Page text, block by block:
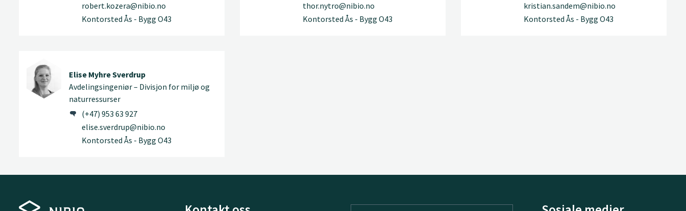
robert.kozera@nibio.no
Kontorsted Ås - Bygg O43
thor.nytro@nibio.no
Kontorsted Ås - Bygg O43
kristian.sandem@nibio.no
Kontorsted Ås - Bygg O43
Elise Myhre Sverdrup
Avdelingsingeniør – Divisjon for miljø og
naturressurser
(+47) 953 63 927
elise.sverdrup@nibio.no
Kontorsted Ås - Bygg O43